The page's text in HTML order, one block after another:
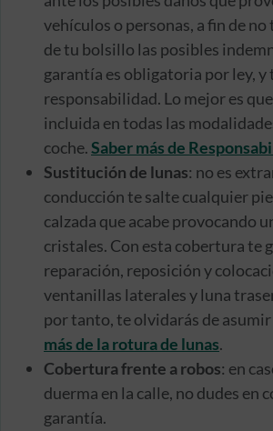
vehículos o personas, a fin de
de tu bolsillo las posibles
garantía es obligatoria por ley, y
responsabilidad. Lo mejor es
incluida en todas las
coche.Saber más de
Sustitución de lunas: no es
conducción te salte cualquier
calzada que acabe provocando
cristales. Con esta cobertura te
reparación, reposición y
ventanillas laterales y luna
por tanto, te olvidarás de asumir
más de la rotura de lunas.
Cobertura frente a robos: en
duerma en la calle, no dudes en
garantía.